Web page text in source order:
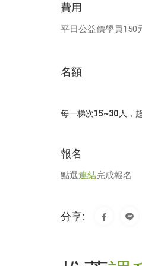
費用
平日公益價學員150
名額
每一梯次15~30人，
報名
點選連結完成報名
分享: